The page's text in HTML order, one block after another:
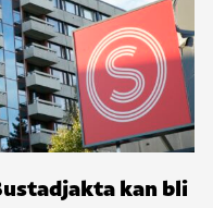
kan bli